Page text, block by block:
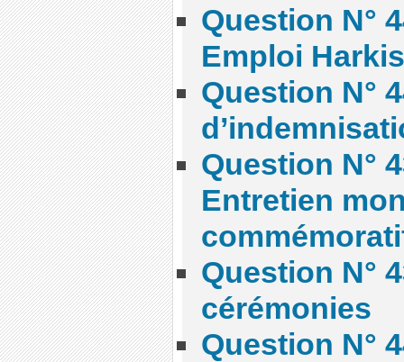
Question N°
Emploi Harkis
Question N°
Question N°
Entretien
Question N°
cérémonies
Question N°